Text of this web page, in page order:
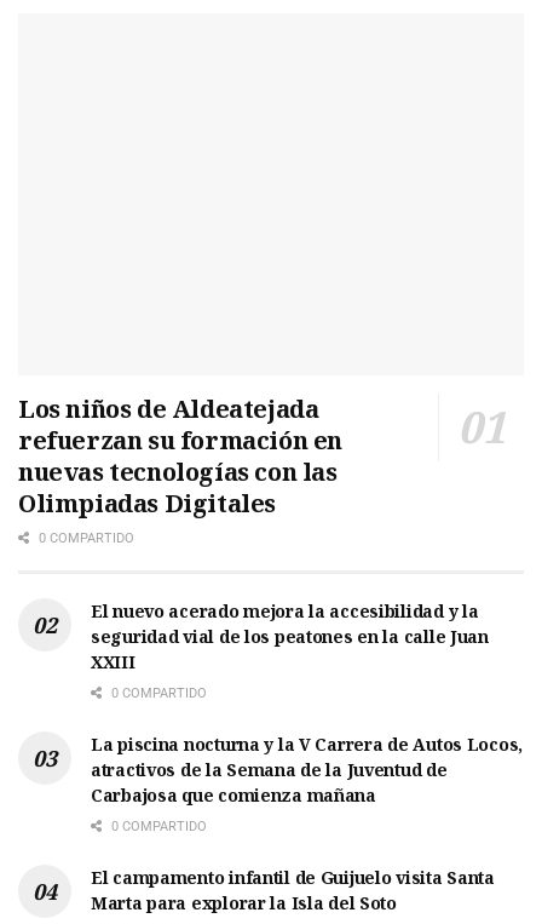
Los niños de Aldeatejada
refuerzan su formación en
nuevas tecnologías con las
Olimpiadas Digitales
0 COMPARTIDO
El nuevo acerado mejora la accesibilidad y la
seguridad vial de los peatones en la calle Juan
XXIII
0 COMPARTIDO
La piscina nocturna y la V Carrera de Autos Locos,
atractivos de la Semana de la Juventud de
Carbajosa que comienza mañana
0 COMPARTIDO
El campamento infantil de Guijuelo visita Santa
Marta para explorar la Isla del Soto